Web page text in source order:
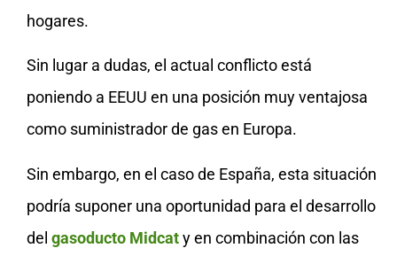
hogares.
Sin lugar a dudas, el actual conflicto está
poniendo a EEUU en una posición muy ventajosa
como suministrador de gas en Europa.
Sin embargo, en el caso de España, esta situación
podría suponer una oportunidad para el desarrollo
del gasoducto Midcaty en combinación con las